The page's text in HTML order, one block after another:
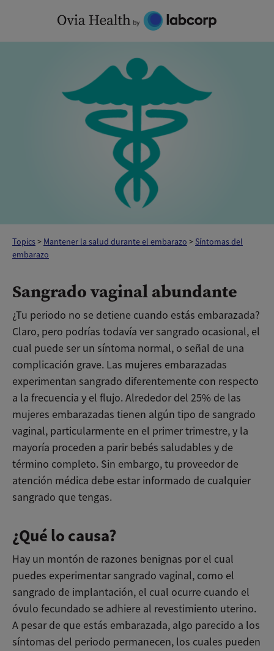
content
Topics> Mantener la salud durante el embarazo > Síntomas del
embarazo
Sangrado vaginal abundante
¿Tu periodo no se detiene cuando estás embarazada?
Claro, pero podrías todavía ver sangrado ocasional, el
cual puede ser un síntoma normal, o señal de una
complicación grave. Las mujeres embarazadas
experimentan sangrado diferentemente con respecto
a la frecuencia y el flujo. Alrededor del 25% de las
mujeres embarazadas tienen algún tipo de sangrado
vaginal, particularmente en el primer trimestre, y la
mayoría proceden a parir bebés saludables y de
término completo. Sin embargo, tu proveedor de
atención médica debe estar informado de cualquier
sangrado que tengas.
¿Qué lo causa?
Hay un montón de razones benignas por el cual
puedes experimentar sangrado vaginal, como el
sangrado de implantación, el cual ocurre cuando el
óvulo fecundado se adhiere al revestimiento uterino.
A pesar de que estás embarazada, algo parecido a los
síntomas del periodo permanecen, los cuales pueden